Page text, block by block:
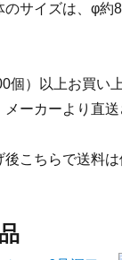
のサイズは、φ約
個）以上お買い
メーカーより直
後こちらで送料は